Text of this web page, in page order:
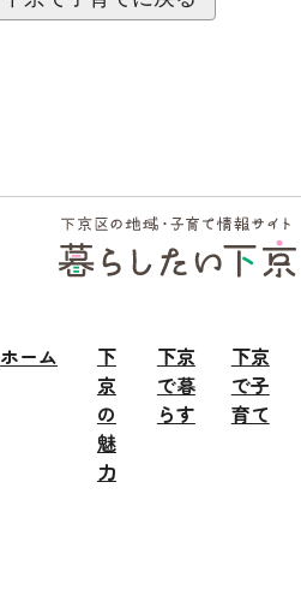
ホーム
下
京
の
魅
力
下京
で暮
らす
下京
で子
育て